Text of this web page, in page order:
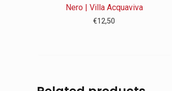
Nero | Villa Acquaviva
€12,50